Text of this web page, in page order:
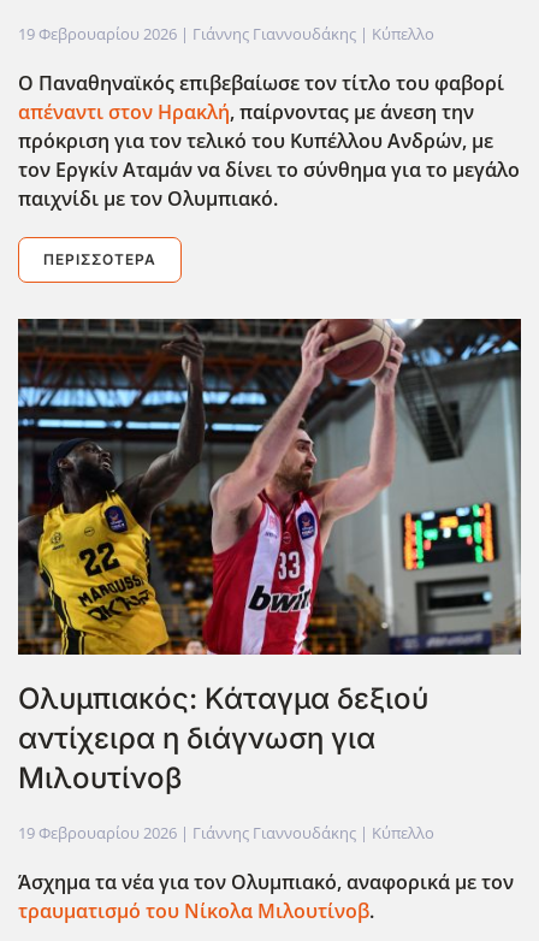
19 Φεβρουαρίου 2026 | Γιάννης Γιαννουδάκης | Κύπελλο
Ο Παναθηναϊκός επιβεβαίωσε τον τίτλο του φαβορί
απέναντι στον Ηρακλή, παίρνοντας με άνεση την
πρόκριση για τον τελικό του Κυπέλλου Ανδρών, με
τον Εργκίν Αταμάν να δίνει το σύνθημα για το μεγάλο
παιχνίδι με τον Ολυμπιακό.
ΠΕΡΙΣΣΌΤΕΡΑ
Ολυμπιακός: Κάταγμα δεξιού
αντίχειρα η διάγνωση για
Μιλουτίνοβ
19 Φεβρουαρίου 2026 | Γιάννης Γιαννουδάκης | Κύπελλο
Άσχημα τα νέα για τον Ολυμπιακό, αναφορικά με τον
τραυματισμό του Νίκολα Μιλουτίνοβ.